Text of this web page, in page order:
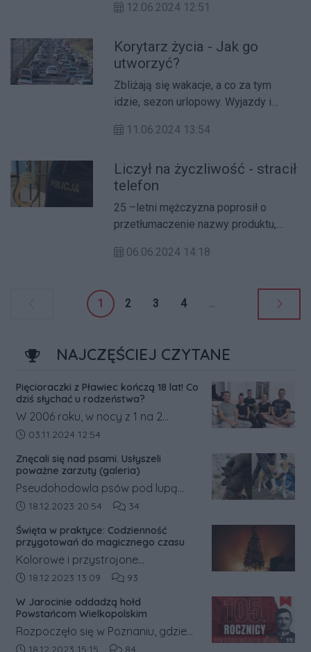
jednak będą.
12.06.2024 12:51
Korytarz życia - Jak go
utworzyć?
Zbliżają się wakacje, a co za tym
idzie, sezon urlopowy. Wyjazdy i
też z większą liczbą stłuczek i
11.06.2024 13:54
Liczył na życzliwość - stracił
telefon
25 –letni mężczyzna poprosił o
przetłumaczenie nazwy produktu,
06.06.2024 14:18
1 2 3 4 ...
NAJCZĘŚCIEJ CZYTANE
Pięcioraczki z Pławiec kończą 18 lat! Co
dziś słychać u rodzeństwa?
W 2006 roku, w nocy z 1 na 2
listopada, w Pławcach w powiecie
pięcioraczki.
Data dodania artykułu:
03.11.2024 12:54
Znęcali się nad psami. Usłyszeli
poważne zarzuty (galeria)
Pseudohodowla psów pod lupą
prokuratury. Była ona prowadzona
śremskim. Na jej trop wpadli
inspektorzy weterynaryjni, którzy o
sprawie powiadomili policję.
Data dodania artykułu:
18.12.2023 20:54 Liczba komentarzy artykułu:
34
Święta w praktyce: Codzienność
przygotowań do magicznego czasu
Kolorowe i przystrojone
świątecznymi dekoracjami witryny
przejść obok nich obojętnie.
Data dodania artykułu:
18.12.2023 13:09 Liczba komentarzy artykułu:
93
W Jarocinie oddadzą hołd
Powstańcom Wielkopolskim
Rozpoczęło się w Poznaniu, gdzie
mieszkańcy walczyli o ziemie
Data dodania artykułu:
18.12.2023 15:15 Liczba komentarzy artykułu:
84